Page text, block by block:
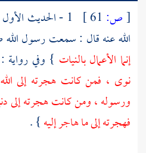
[ص:
الله عنه قال : سمعت رسول
إنما الأعمال بالنيات } وفي
نوى ، فمن كانت هجرته إلى
ورسوله ، ومن كانت هجرته إلى
فهجرته إلى ما هاجر إليه} .